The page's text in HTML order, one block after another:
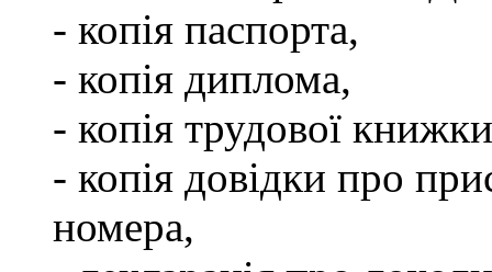
- копія паспорта,
- копія диплома,
- копія трудової
- копія довідки про
номера,